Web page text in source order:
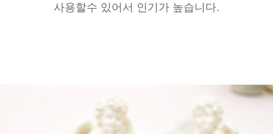
사용할수 있어서 인기가 높습니다.